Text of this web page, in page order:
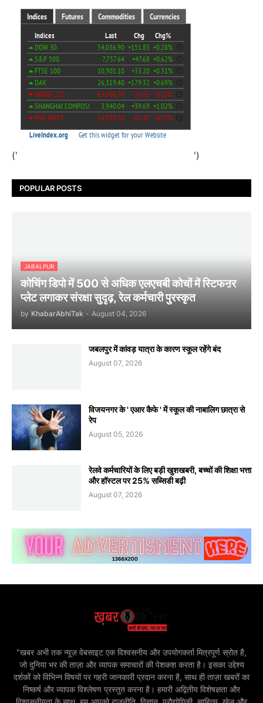
(' ')
POPULAR POSTS
JABALPUR
कोचिंग डिपो में 500 से अधिक एलएचबी कोचों में स्टिफऩर
प्लेट लगाकर संरक्षा सुदृढ़, रेल कर्मचारी पुरस्कृत
by KhabarAbhiTak - August 04, 2026
जबलपुर में कांवड़ यात्रा के कारण स्कूल रहेंगे बंद
August 07, 2026
विजयनगर के ' एआर कैफे ' में स्कूल की नाबालिग छात्रा से
रेप
August 05, 2026
रेलवे कर्मचारियों के लिए बड़ी खुशखबरी, बच्चों की शिक्षा भत्ता
और हॉस्टल पर 25% सब्सिडी बढ़ी
August 07, 2026
"खबर अभी तक न्यूज़ वेबसाइट एक विश्वसनीय और उपयोगकर्ता मित्रपूर्ण स्रोत है,
जो दुनिया भर की ताज़ा और व्यापक समाचारों की पेशकश करता है। इसका उद्देश्य
दर्शकों को विभिन्न विषयों पर गहरी जानकारी प्रदान करना है, साथ ही ताज़ा खबरों का
निष्कर्ष और व्यापक विश्लेषण प्रस्तुत करना है। हमारी अद्वितीय विशेषज्ञता और